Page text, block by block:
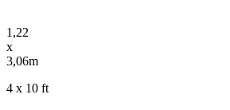
1,22
x
3,06m
4 x 10 ft